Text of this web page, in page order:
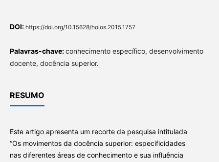
DOI: https://doi.org/10.15628/holos.2015.1757
Palavras-chave:conhecimento específico, desenvolvimento
docente, docência superior.
RESUMO
Este artigo apresenta um recorte da pesquisa intitulada
“Os movimentos da docência superior: especificidades
nas diferentes áreas de conhecimento e sua influência